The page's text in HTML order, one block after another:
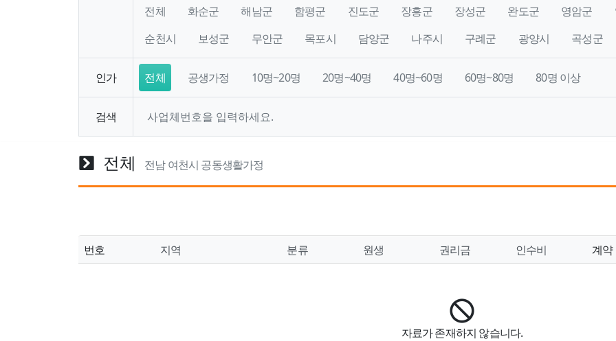
전체 화순군 해남군 함평군 진도군 장흥군 장성군 완도군 영암군
순천시
보성군 무안군 목포시 담양군 나주시 구례군 광양시 곡성군
인가 전체 공생가정 10명~20명 20명~40명 40명~60명 60명~80명 80명 이상
검색
전체 전남 여천시 공동생활가정
번호 지역 분류 원생 권리금 인수비 계약
자료가 존재하지 않습니다.